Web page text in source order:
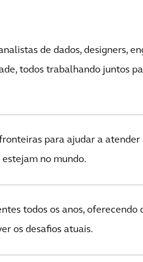
de dados, designers,
todos trabalhando juntos
para ajudar a atender
no mundo.
todos os anos,
os desafios atuais.